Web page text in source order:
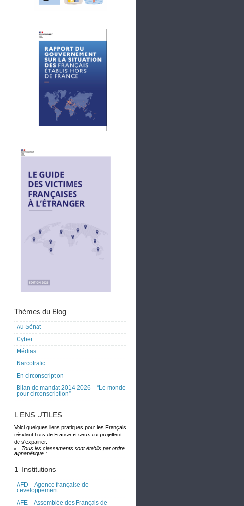
Thèmes du Blog
Au Sénat
Cyber
Médias
Narcotrafic
En circonscription
Bilan de mandat 2014-2026 – “Le monde
pour circonscription”
LIENS UTILES
Voici quelques liens pratiques pour les Français
résidant hors de France et ceux qui projettent
de s'expatrier.
Tous les classements sont établis par ordre
alphabétique :
1. Institutions
AFD – Agence française de
développement
AFE – Assemblée des Français de